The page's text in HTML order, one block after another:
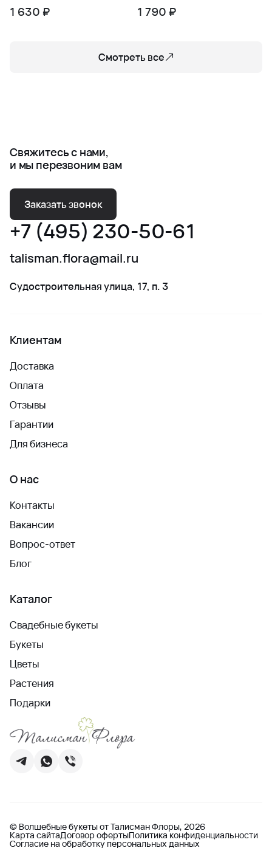
1 630 ₽ 1 790 ₽
Смотреть все
Свяжитесь с нами,
и мы перезвоним вам
Заказать звонок
+7 (495) 230-50-61
talisman.flora@mail.ru
Судостроительная улица, 17, п. 3
Клиентам
Доставка
Оплата
Отзывы
Гарантии
Для бизнеса
О нас
Контакты
Вакансии
Вопрос-ответ
Блог
Каталог
Свадебные букеты
Букеты
Цветы
Растения
Подарки
© Волшебные букеты от Талисман Флоры, 2026
Карта сайтаДоговор офертыПолитика конфиденциальности
Согласие на обработку персональных данных